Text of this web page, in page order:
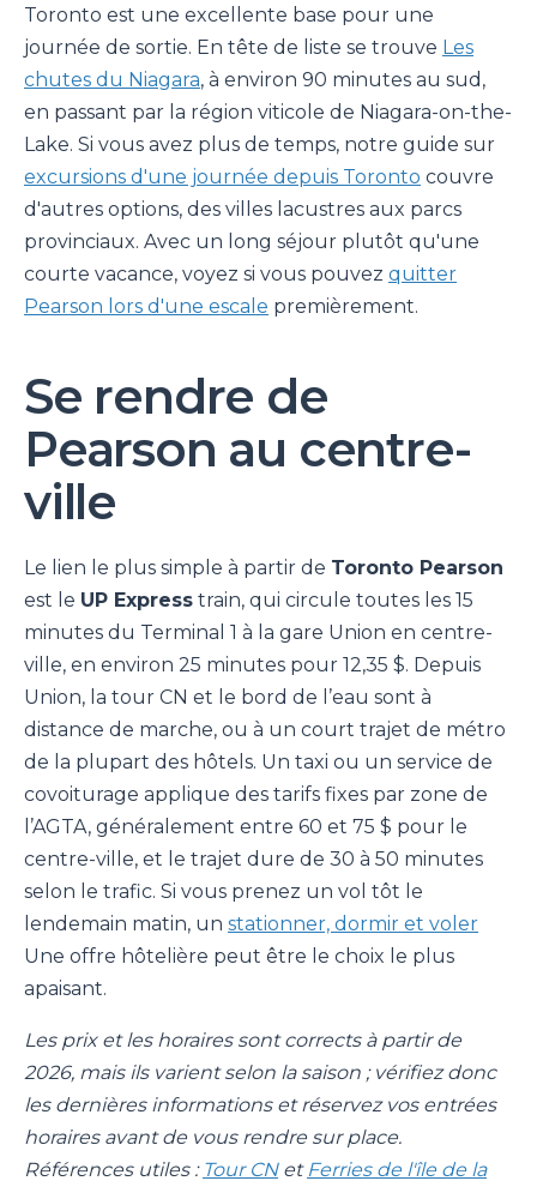
Toronto est une excellente base pour une
journée de sortie. En tête de liste se trouve Les
chutes du Niagara, à environ 90 minutes au sud,
en passant par la région viticole de Niagara-on-the-
Lake. Si vous avez plus de temps, notre guide sur
excursions d'une journée depuis Toronto couvre
d'autres options, des villes lacustres aux parcs
provinciaux. Avec un long séjour plutôt qu'une
courte vacance, voyez si vous pouvez quitter
Pearson lors d'une escale premièrement.
Se rendre de
Pearson au centre-
ville
Le lien le plus simple à partir de Toronto Pearson
est le UP Express train, qui circule toutes les 15
minutes du Terminal 1 à la gare Union en centre-
ville, en environ 25 minutes pour 12,35 $. Depuis
Union, la tour CN et le bord de l’eau sont à
distance de marche, ou à un court trajet de métro
de la plupart des hôtels. Un taxi ou un service de
covoiturage applique des tarifs fixes par zone de
l’AGTA, généralement entre 60 et 75 $ pour le
centre-ville, et le trajet dure de 30 à 50 minutes
selon le trafic. Si vous prenez un vol tôt le
lendemain matin, un stationner, dormir et voler
Une offre hôtelière peut être le choix le plus
apaisant.
Les prix et les horaires sont corrects à partir de
2026, mais ils varient selon la saison ; vérifiez donc
les dernières informations et réservez vos entrées
horaires avant de vous rendre sur place.
Références utiles : Tour CNet Ferries de l'île de la